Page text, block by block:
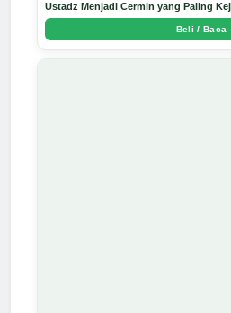
Ustadz Menjadi Cermin yang Paling
Beli / Baca